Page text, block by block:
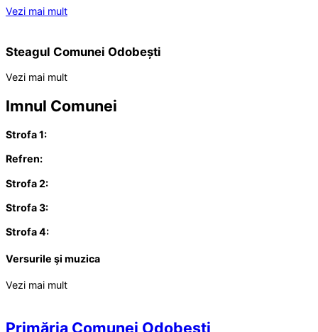
Vezi mai mult
Steagul Comunei Odobești
Vezi mai mult
Imnul Comunei
Strofa 1:
Refren:
Strofa 2:
Strofa 3:
Strofa 4:
Versurile şi muzica
Vezi mai mult
Primăria Comunei Odobești